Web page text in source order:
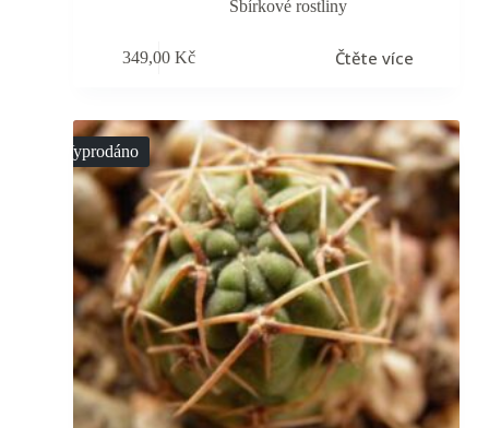
Sbírkové rostliny
349,00 Kč Čtěte více
Vyprodáno